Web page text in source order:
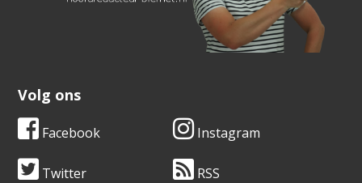
Volg ons
Facebook Instagram
Twitter RSS